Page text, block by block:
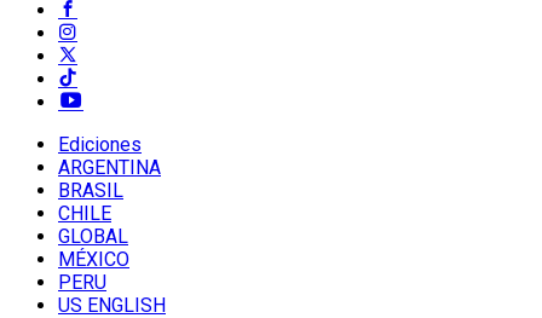
Ediciones
ARGENTINA
BRASIL
CHILE
GLOBAL
MÉXICO
PERU
US ENGLISH